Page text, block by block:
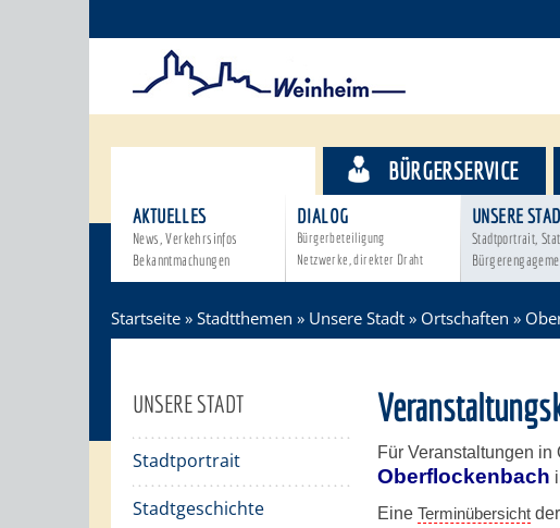
AKTUELLES
News, Verkehrsinfos
Bekanntmachungen
DIALOG
Bürgerbeteiligung
Netzwerke, direkter Draht
UNSERE
Stadtportrait,
BÜRGERSERVICE
Startseite » Stadtthemen » Unsere Stadt » Ortschaften »
UNSERE STADT
Stadtportrait
Stadtgeschichte
Für Veranstaltungen
Oberflockenbach
EineTerminübersicht